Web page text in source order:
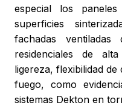
especial los
superficies
fachadas
residenciales de
ligereza, flexibilidad
fuego, como
sistemas Dekton en